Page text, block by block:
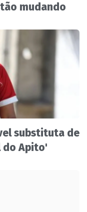
mudando
substituta de
do Apito'